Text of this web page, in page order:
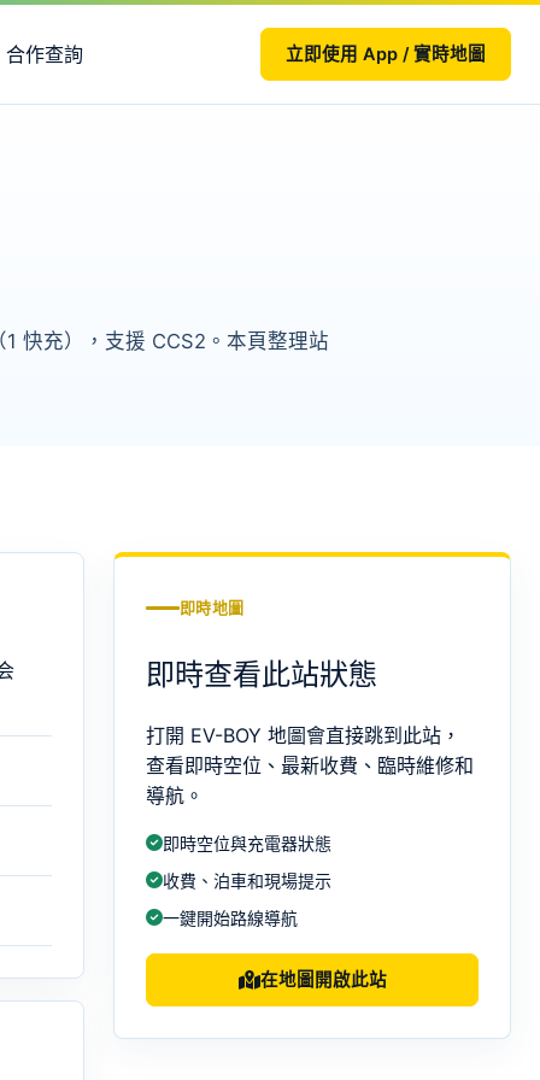
合作查詢 立即使用 App / 實時地圖
快充），支援 CCS2。本頁整理站
即時地圖
即時查看此站狀態
打開 EV-BOY 地圖會直接跳到此站，
查看即時空位、最新收費、臨時維修和
導航。
即時空位與充電器狀態
收費、泊車和現場提示
一鍵開始路線導航
在地圖開啟此站